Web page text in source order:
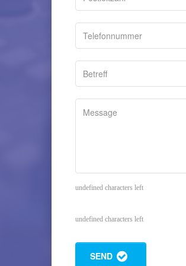
undefined characters left
undefined characters left
SEND